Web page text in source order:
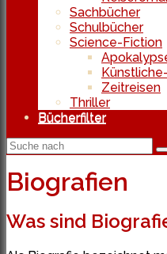
Sachbücher
Schulbücher
Science-Fiction
Zeitreisen
Thriller
Bücherfilter
Biografien
Was sind